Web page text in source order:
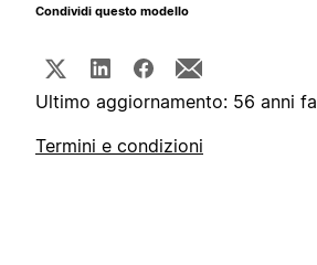
Condividi questo modello
Ultimo aggiornamento: 56 anni fa
Termini e condizioni